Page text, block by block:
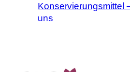
Konservierungsmittel
uns